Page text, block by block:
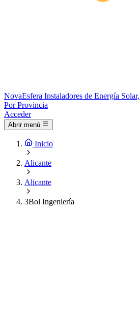
NovaEsfera Instaladores de Energía
Por Provincia
Acceder
Abrir menú
Inicio
Alicante
Alicante
3Bol Ingeniería